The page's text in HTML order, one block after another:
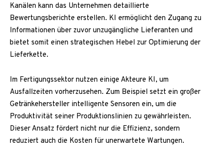
Kanälen kann das Unternehmen detaillierte
Bewertungsberichte erstellen. KI ermöglicht den Zugang zu
Informationen über zuvor unzugängliche Lieferanten und
bietet somit einen strategischen Hebel zur Optimierung der
Lieferkette.
Im Fertigungssektor nutzen einige Akteure KI, um
Ausfallzeiten vorherzusehen. Zum Beispiel setzt ein großer
Getränkehersteller intelligente Sensoren ein, um die
Produktivität seiner Produktionslinien zu gewährleisten.
Dieser Ansatz fördert nicht nur die Effizienz, sondern
reduziert auch die Kosten für unerwartete Wartungen.